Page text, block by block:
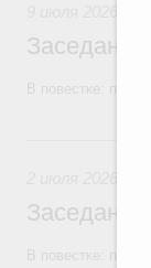
В повестке: